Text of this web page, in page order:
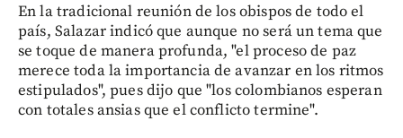
En la tradicional reunión de los obispos de todo el
país, Salazar indicó que aunque no será un tema que
se toque de manera profunda, "el proceso de paz
merece toda la importancia de avanzar en los ritmos
estipulados", pues dijo que "los colombianos esperan
con totales ansias que el conflicto termine".